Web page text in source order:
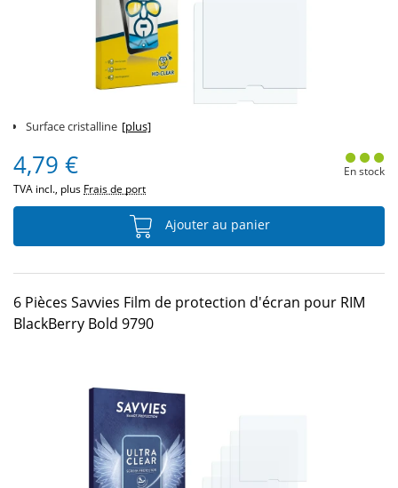
Surface cristalline [plus]
4,79 €
TVA incl., plus Frais de port
En stock
Ajouter au panier
6 Pièces Savvies Film de protection d'écran pour RIM
BlackBerry Bold 9790